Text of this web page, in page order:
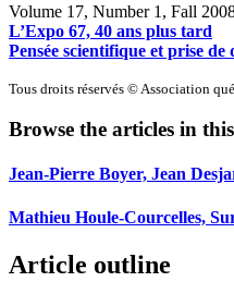
Volume 17, Number 1, Fall
L’Expo 67, 40 ans plus tard
Pensée scientifique et prise
Tous droits réservés © Association
Browse the articles in
Jean-Pierre Boyer, Jean
Mathieu Houle-Courcelles,
Article outline